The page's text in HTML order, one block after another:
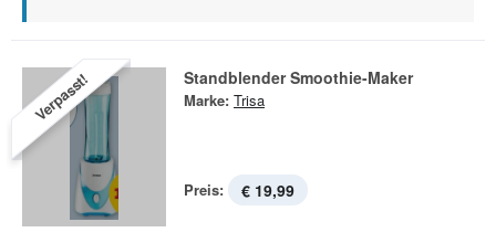
Verpasst! Standblender Smoothie-Maker
Marke: Trisa
Preis: € 19,99